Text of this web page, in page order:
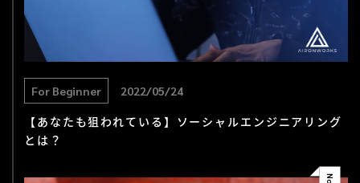
For Beginner 2022/05/24
【あなたも狙われている】ソーシャルエンジニアリング
とは？
No.